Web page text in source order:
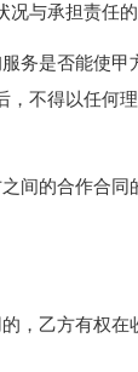
与承担责任
是否能使甲
，不得以任何
的合作合同
乙方有权在